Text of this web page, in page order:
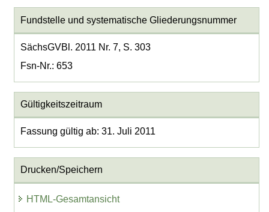
Fundstelle und systematische Gliederungsnummer
SächsGVBl. 2011 Nr. 7, S. 303
Fsn-Nr.: 653
Gültigkeitszeitraum
Fassung gültig ab: 31. Juli 2011
Drucken/Speichern
HTML-Gesamtansicht